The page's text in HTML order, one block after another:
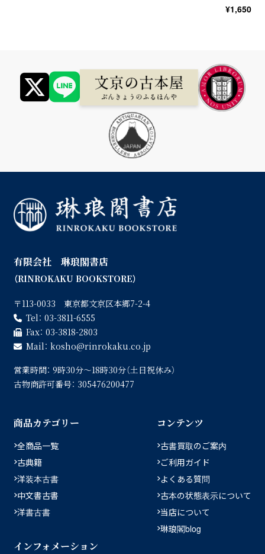
¥1,650
有限会社 琳琅閣書店
（RINROKAKU BOOKSTORE）
〒113-0033 東京都文京区本郷7-2-4
Tel： 03-3811-6555
Fax： 03-3818-2803
Mail： kosho
rinrokaku.co.jp
営業時間： 9時30分〜18時30分（土日祝休み）
古物商許可番号： 305476200477
商品カテゴリー
全商品一覧
古典籍
洋装本古書
中文書古書
洋書古書
コンテンツ
古書買取のご案内
ご利用ガイド
よくある質問
古本の状態表示について
当店について
琳琅閣blog
インフォメーション